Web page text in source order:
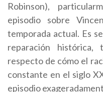
Robinson),
episodio sobre
temporada actual. Es
reparación histórica,
respecto de cómo el
constante en el siglo
episodio